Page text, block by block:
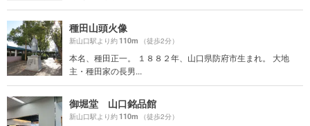
種田山頭火像
新山口駅より約110m （徒歩2分）
本名、種田正一。 １８８２年、山口県防府市生まれ。 大地
主・種田家の長男...
御堀堂 山口銘品館
新山口駅より約110m （徒歩2分）